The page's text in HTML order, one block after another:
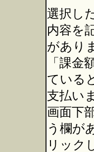
選択し
内容を
があり
「課金
ている
支払い
画面下
う欄が
リック